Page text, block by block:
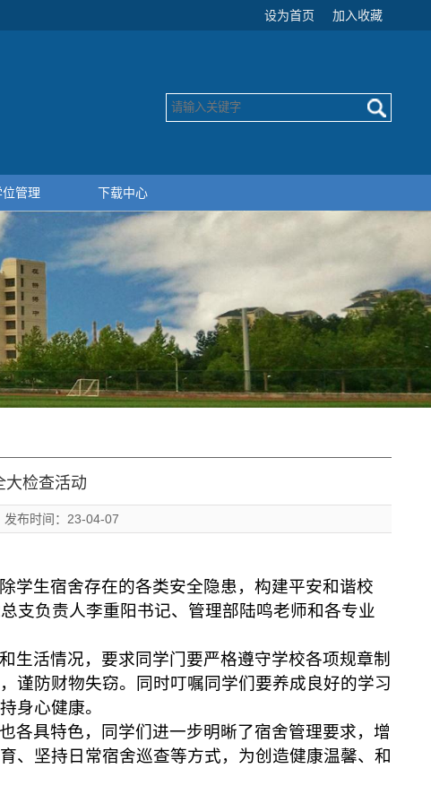
设为首页 加入收藏
位管理 下载中心
大检查活动
布时间：23-04-07
学生宿舍存在的各类安全隐患，构建平安和谐校
支负责人李重阳书记、管理部陆鸣老师和各专业
生活情况，要求同学门要严格遵守学校各项规章制
谨防财物失窃。同时叮嘱同学们要养成良好的学习
身心健康。
各具特色，同学们进一步明晰了宿舍管理要求，增
、坚持日常宿舍巡查等方式，为创造健康温馨、和